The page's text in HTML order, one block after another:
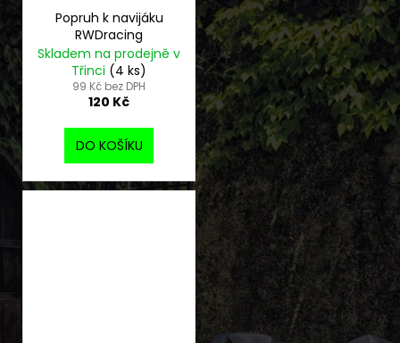
Popruh k navijáku
RWDracing
Skladem na prodejně v
Třinci (4 ks)
99 Kč bez DPH
120 Kč
DO KOŠÍKU